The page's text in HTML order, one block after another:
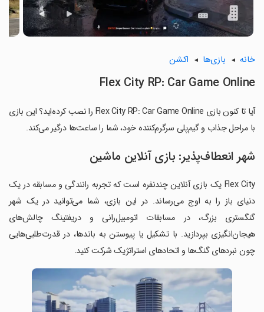
خانه بازی‌ها اکشن
Flex City RP: Car Game Online
آیا تا کنون بازی Flex City RP: Car Game Online را نصب کرده‌اید؟ این بازی
با مراحل جذاب و گیم‌پلی سرگرم‌کننده خود، شما را ساعت‌ها درگیر می‌کند.
شهر انعطاف‌پذیر: بازی آنلاین ماشین
Flex City یک بازی آنلاین چندنفره است که تجربه رانندگی و مسابقه در یک
دنیای باز را به اوج می‌رساند. در این بازی، شما می‌توانید در یک شهر
گنگستری بزرگ، در مسابقات اتومبیل‌رانی و دریفتینگ چالش‌های
هیجان‌انگیزی بپردازید. با تشکیل یا پیوستن به باندها، در قدرت‌طلبی‌هایی
چون نبردهای گنگ‌ها و اتحادهای استراتژیک شرکت کنید.